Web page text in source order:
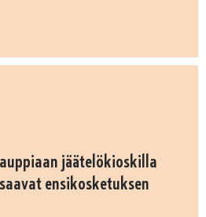
jäätelökioskilla
ensikosketuksen